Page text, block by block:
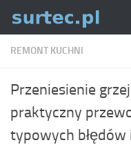
Skip to content
REMONT KUCHNI
Przeniesienie
praktyczny
typowych